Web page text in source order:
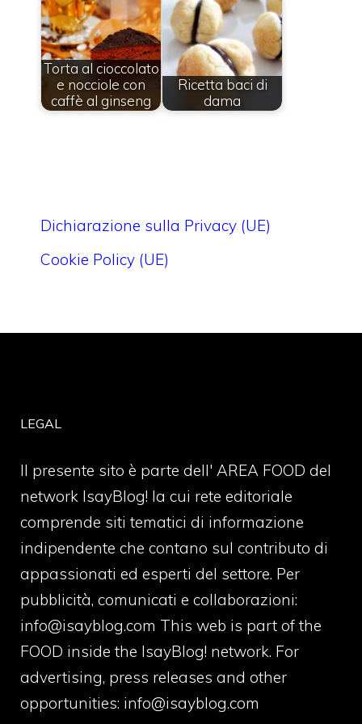
Torta al cioccolato
e nocciole con
caffè al ginseng
Ricetta baci di
dama
Dichiarazione sulla Privacy (UE)
Cookie Policy (UE)
LEGAL
Il presente sito è parte dell' AREA FOOD del
network IsayBlog! la cui rete editoriale
comprende siti tematici di informazione
indipendente che contano sul contributo di
appassionati ed esperti del settore. Per
pubblicità, comunicati e collaborazioni:
info@isayblog.com This web is part of the
FOOD inside the IsayBlog! network. For
advertising, press releases and other
opportunities: info@isayblog.com